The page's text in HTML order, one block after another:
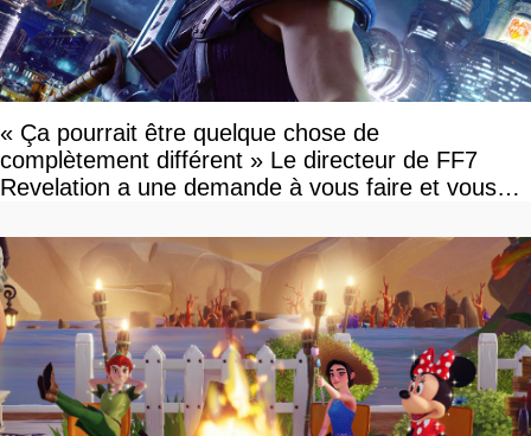
« Ça pourrait être quelque chose de
complètement différent » Le directeur de FF7
Revelation a une demande à vous faire et vous